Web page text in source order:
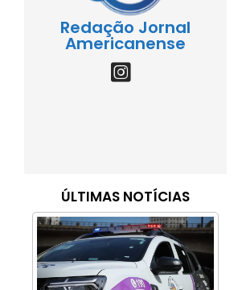
Redação Jornal
Americanense
ÚLTIMAS NOTÍCIAS